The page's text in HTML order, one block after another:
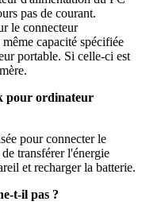
pas de courant.
le connecteur
capacité spécifiée
portable. Si celle-ci est
pour ordinateur
pour connecter le
transférer l'énergie
et recharger la batterie.
t-il pas ?